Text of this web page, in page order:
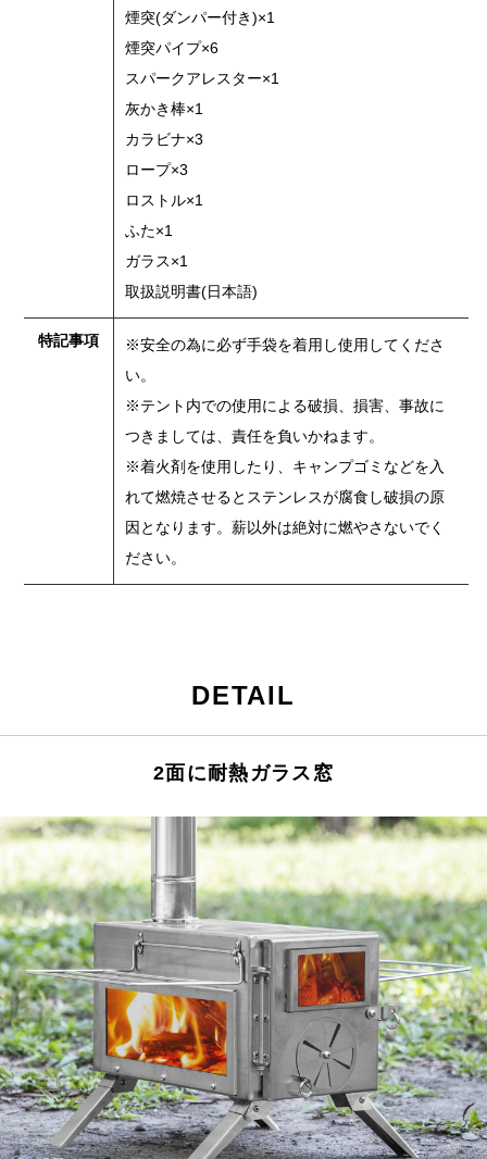
煙突(ダンパー付き)×1
煙突パイプ×6
スパークアレスター×1
灰かき棒×1
カラビナ×3
ロープ×3
ロストル×1
ふた×1
ガラス×1
取扱説明書(日本語)
特記事項
※安全の為に必ず手袋を着用し使用してくださ
い。
※テント内での使用による破損、損害、事故に
つきましては、責任を負いかねます。
※着火剤を使用したり、キャンプゴミなどを入
れて燃焼させるとステンレスが腐食し破損の原
因となります。薪以外は絶対に燃やさないでく
ださい。
DETAIL
2面に耐熱ガラス窓